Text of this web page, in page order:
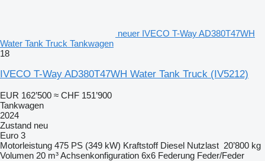
neuer IVECO T-Way AD380T47WH
Water Tank Truck Tankwagen
18
IVECO T-Way AD380T47WH Water Tank Truck (IV5212)
EUR 162’500 ≈ CHF 151’900
Tankwagen
2024
Zustand neu
Euro 3
Motorleistung 475 PS (349 kW) Kraftstoff Diesel Nutzlast 20’800 kg
Volumen 20 m³Achsenkonfiguration 6x6 Federung Feder/Feder